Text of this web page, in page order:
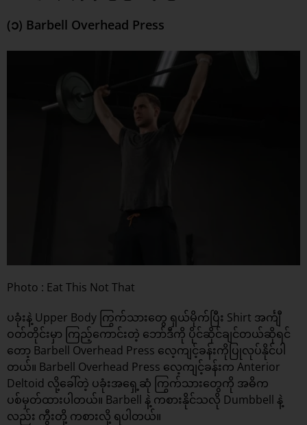
(၁) Barbell Overhead Press
Photo : Eat This Not That
ပခုံးနဲ့ Upper Body ကြွက်သားတွေ ရှယ်မိုက်ပြီး Shirt အင်္ကျီ
ဝတ်တိုင်းမှာ ကြည့်ကောင်းတဲ့ ဘော်ဒီကို ပိုင်ဆိုင်ချင်တယ်ဆိုရင်
တော့ Barbell Overhead Press လေ့ကျင့်ခန်းကိုပြုလုပ်နိုင်ပါ
တယ်။ Barbell Overhead Press လေ့ကျင့်ခန်းက Anterior
Deltoid လို့ခေါ်တဲ့ ပခုံးအရှေ့ဆုံ ကြွက်သားတွေကို အဓိက
ပစ်မှတ်ထားပါတယ်။ Barbell နဲ့ ကစားနိုင်သလို Dumbbell နဲ့
လည်း ကွီးတို့ ကစားလို့ ရပါတယ်။